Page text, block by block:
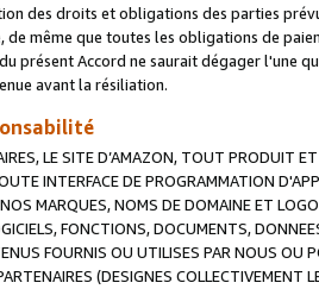
des droits et obligations des parties
même que toutes les obligations de
présent Accord ne saurait dégager l'une
avant la résiliation.
LE SITE D’AMAZON, TOUT PRODUIT
INTERFACE DE PROGRAMMATION
MARQUES, NOMS DE DOMAINE ET
FONCTIONS, DOCUMENTS,
FOURNIS OU UTILISES PAR NOUS OU
(DESIGNES COLLECTIVEMENT